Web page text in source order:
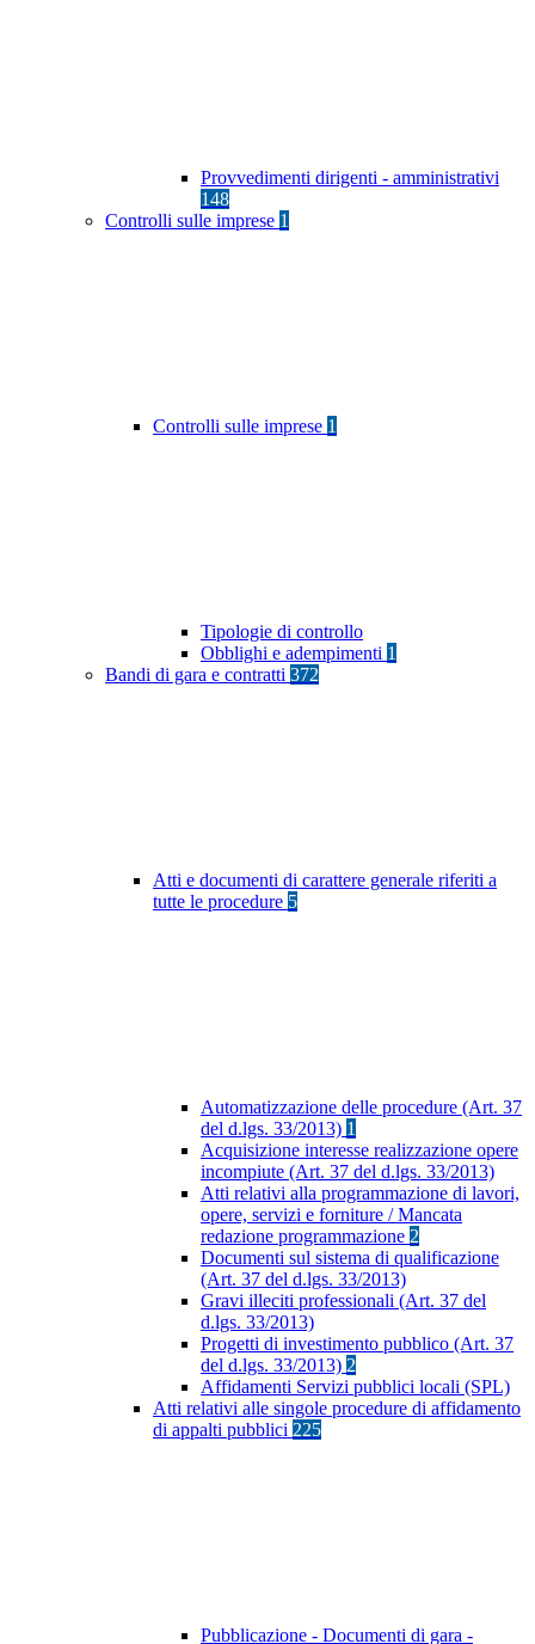
Provvedimenti dirigenti - amministrativi
148
Controlli sulle imprese 1
Controlli sulle imprese 1
Tipologie di controllo
Obblighi e adempimenti 1
Bandi di gara e contratti 372
Atti e documenti di carattere generale riferiti a
tutte le procedure 5
Automatizzazione delle procedure (Art. 37
del d.lgs. 33/2013) 1
Acquisizione interesse realizzazione opere
incompiute (Art. 37 del d.lgs. 33/2013)
Atti relativi alla programmazione di lavori,
opere, servizi e forniture / Mancata
redazione programmazione 2
Documenti sul sistema di qualificazione
(Art. 37 del d.lgs. 33/2013)
Gravi illeciti professionali (Art. 37 del
d.lgs. 33/2013)
Progetti di investimento pubblico (Art. 37
del d.lgs. 33/2013) 2
Affidamenti Servizi pubblici locali (SPL)
Atti relativi alle singole procedure di affidamento
di appalti pubblici 225
Pubblicazione - Documenti di gara -